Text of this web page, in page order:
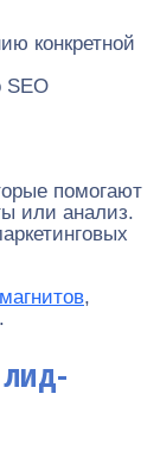
конкретной
SEO
помогают
или анализ.
,